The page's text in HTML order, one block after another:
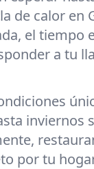
de calor en
el tiempo
a tu
inviernos
por tu